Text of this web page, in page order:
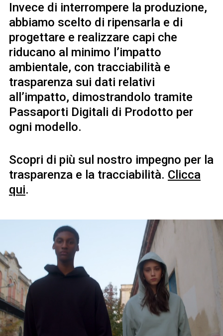
Invece di interrompere la produzione,
abbiamo scelto di ripensarla e di
progettare e realizzare capi che
riducano al minimo l’impatto
ambientale, con tracciabilità e
trasparenza sui dati relativi
all’impatto, dimostrandolo tramite
Passaporti Digitali di Prodotto per
ogni modello.
Scopri di più sul nostro impegno per la
trasparenza e la tracciabilità. Clicca
qui.